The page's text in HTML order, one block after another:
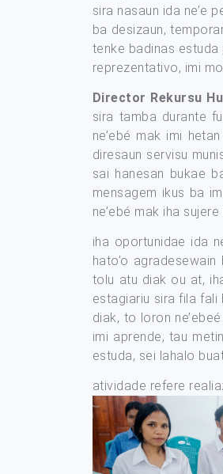
sira nasaun ida ne’e
ba desizaun,
tenke badinas estuda
reprezentativo, imi
Director Rekursu
sira tamba durante
ne’ebé mak imi
diresaun servisu
sai hanesan bukae
mensagem ikus ba
ne’ebé mak iha
iha oportunidae ida
hato’o
tolu atu diak ou at,
estagiariu sira fila fali
diak, to loron
imi aprende, tau
estuda, sei lahalo
atividade refere